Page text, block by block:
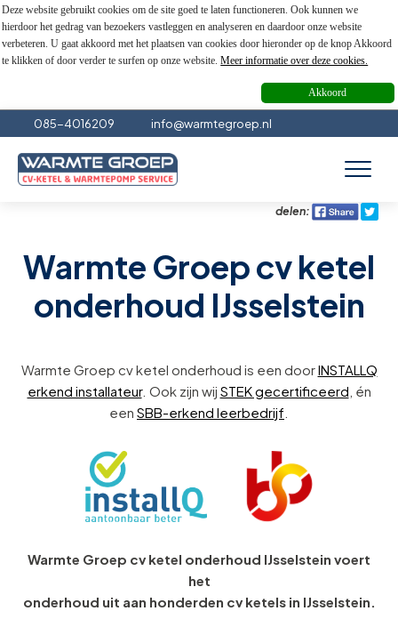
Deze website gebruikt cookies om de site goed te laten functioneren. Ook kunnen we
hierdoor het gedrag van bezoekers vastleggen en analyseren en daardoor onze website
verbeteren. U gaat akkoord met het plaatsen van cookies door hieronder op de knop Akkoord
te klikken of door verder te surfen op onze website.Meer informatie over deze cookies.
Akkoord
085-4016209 info@warmtegroep.nl
delen:
Warmte Groep cv ketel
onderhoud IJsselstein
Warmte Groep cv ketel onderhoud is een doorINSTALLQ
erkend installateur. Ook zijn wij STEK gecertificeerd , én
een SBB-erkend leerbedrijf
Warmte Groep cv ketel onderhoud IJsselstein voert
het
onderhoud uit aan honderden cv ketels in IJsselstein.